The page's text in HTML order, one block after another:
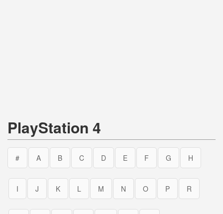
PlayStation 4
# A B C D E F G H
I J K L M N O P R